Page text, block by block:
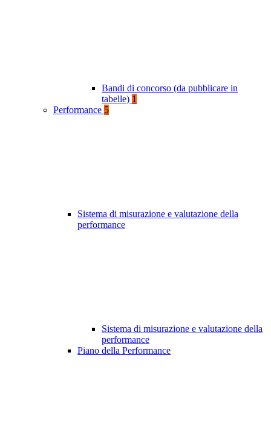
Bandi di concorso (da pubblicare in
tabelle) 1
Performance 5
Sistema di misurazione e valutazione della
performance
Sistema di misurazione e valutazione della
performance
Piano della Performance